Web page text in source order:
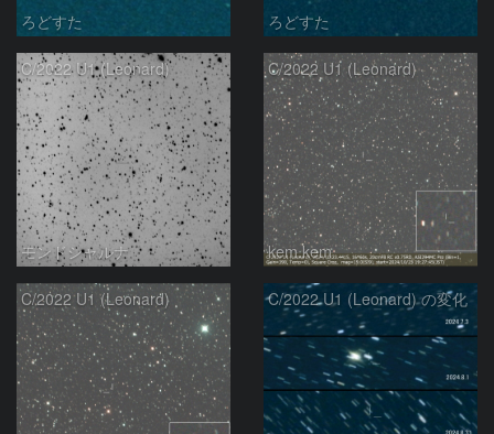
ろどすた ろどすた
C/2022 U1 (Leonard)
モンドシャルナ
C/2022 U1 (Leonard)
kem.kem
C/2022 U1 (Leonard) C/2022 U1 (Leonard) の変化